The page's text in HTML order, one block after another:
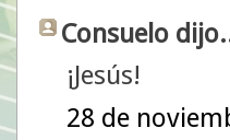
Consuelo
¡Jesús!
28 de